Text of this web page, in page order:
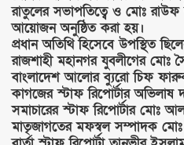
রাতুলের সভাপতিত্বে ও মোঃ রাউফ
আয়োজন অনুষ্ঠিত করা হয়।
প্রধান অতিথি হিসেবে উপস্থিত
রাজশাহী মহানগর যুবলীগের মোঃ
বাংলাদেশ আলোর ব্যুরো চিফ
কাগজের স্টাফ রিপোর্টার অভিলাষ
সমাচারের স্টাফ রিপোর্টার মোঃ
মাতৃজাগতের মফস্বল সম্পাদক